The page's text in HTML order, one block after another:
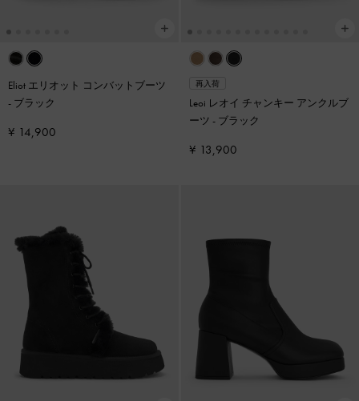
Eliot エリオット コンバットブーツ
- ブラック
¥ 14,900
再入荷
Leoi レオイ チャンキー アンクルブ
ーツ - ブラック
¥ 13,900